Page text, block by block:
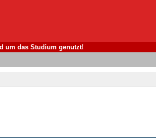
um das Studium genutzt!